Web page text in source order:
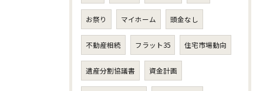
お祭り マイホーム 頭金なし
不動産相続 フラット35 住宅市場動向
遺産分割協議書 資金計画